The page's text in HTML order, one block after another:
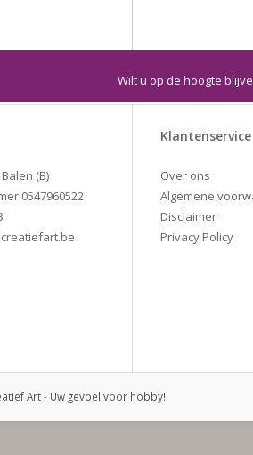
Wilt u op de hoogte
(B)
0547960522
Klantenservice
Over ons
Algemene
Disclaimer
Privacy Policy
Art - Uw gevoel voor hobby!